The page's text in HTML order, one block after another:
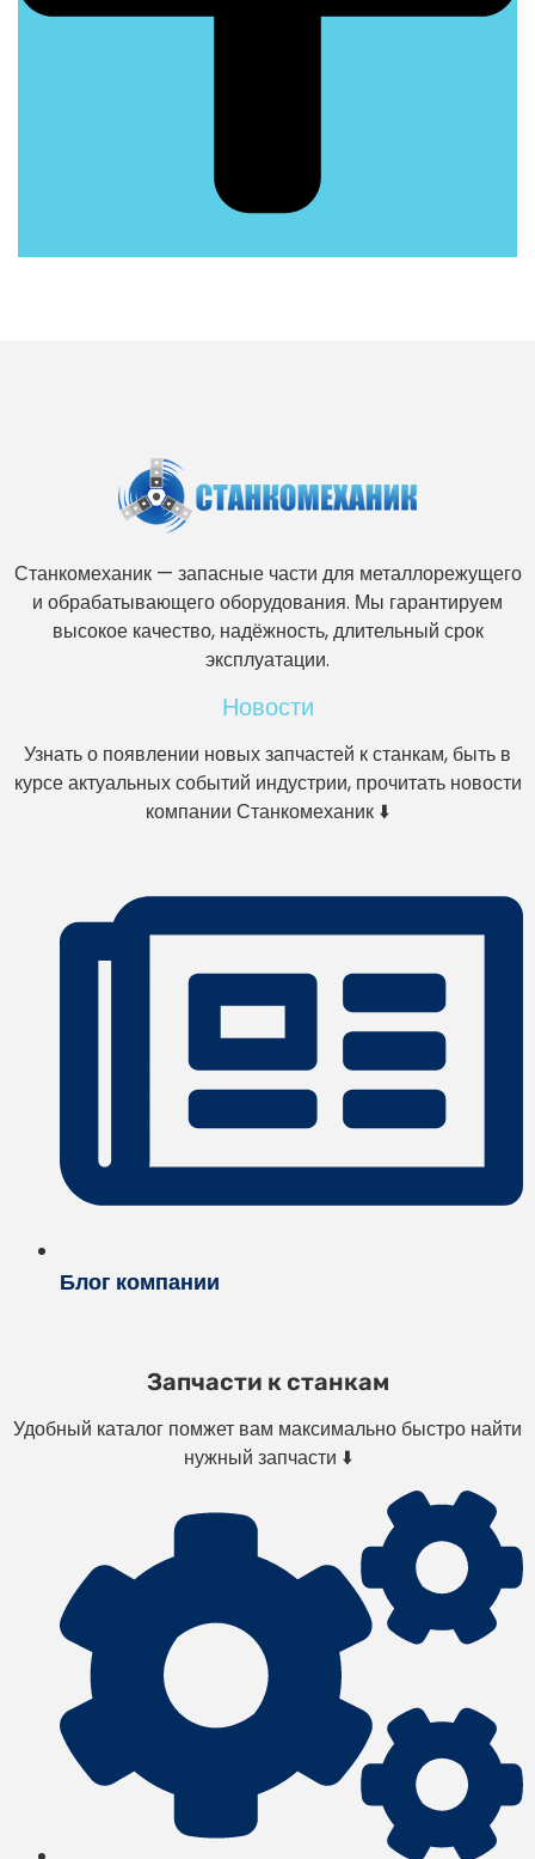
Станкомеханик — запасные части для металлорежущего
и обрабатывающего оборудования. Мы гарантируем
высокое качество, надёжность, длительный срок
эксплуатации.
Новости
Узнать о появлении новых запчастей к станкам, быть в
курсе актуальных событий индустрии, прочитать новости
компании Станкомеханик ⬇️
Блог компании
Запчасти к станкам
Удобный каталог помжет вам максимально быстро найти
нужный запчасти ⬇️